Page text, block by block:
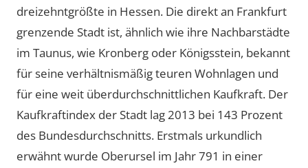
dreizehntgrößte in Hessen. Die direkt an Frankfurt
grenzende Stadt ist, ähnlich wie ihre Nachbarstädte
im Taunus, wie Kronberg oder Königsstein, bekannt
für seine verhältnismäßig teuren Wohnlagen und
für eine weit überdurchschnittlichen Kaufkraft. Der
Kaufkraftindex der Stadt lag 2013 bei 143 Prozent
des Bundesdurchschnitts. Erstmals urkundlich
erwähnt wurde Oberursel im Jahr 791 in einer